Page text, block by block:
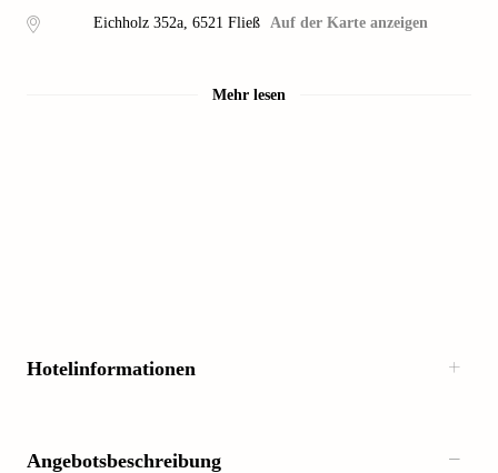
Eichholz 352a, 6521 Fließ Auf der Karte anzeigen
Mehr lesen
Hotelinformationen
Angebotsbeschreibung